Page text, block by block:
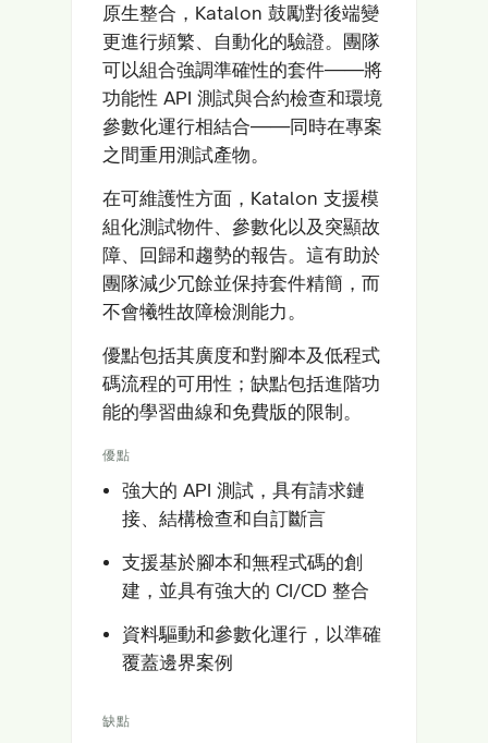
原生整合，Katalon 鼓勵對後端變
更進行頻繁、自動化的驗證。團隊
可以組合強調準確性的套件——將
功能性 API 測試與合約檢查和環境
參數化運行相結合——同時在專案
之間重用測試產物。
在可維護性方面，Katalon 支援模
組化測試物件、參數化以及突顯故
障、回歸和趨勢的報告。這有助於
團隊減少冗餘並保持套件精簡，而
不會犧牲故障檢測能力。
優點包括其廣度和對腳本及低程式
碼流程的可用性；缺點包括進階功
能的學習曲線和免費版的限制。
優點
強大的 API 測試，具有請求鏈
接、結構檢查和自訂斷言
支援基於腳本和無程式碼的創
建，並具有強大的 CI/CD 整合
資料驅動和參數化運行，以準確
覆蓋邊界案例
缺點